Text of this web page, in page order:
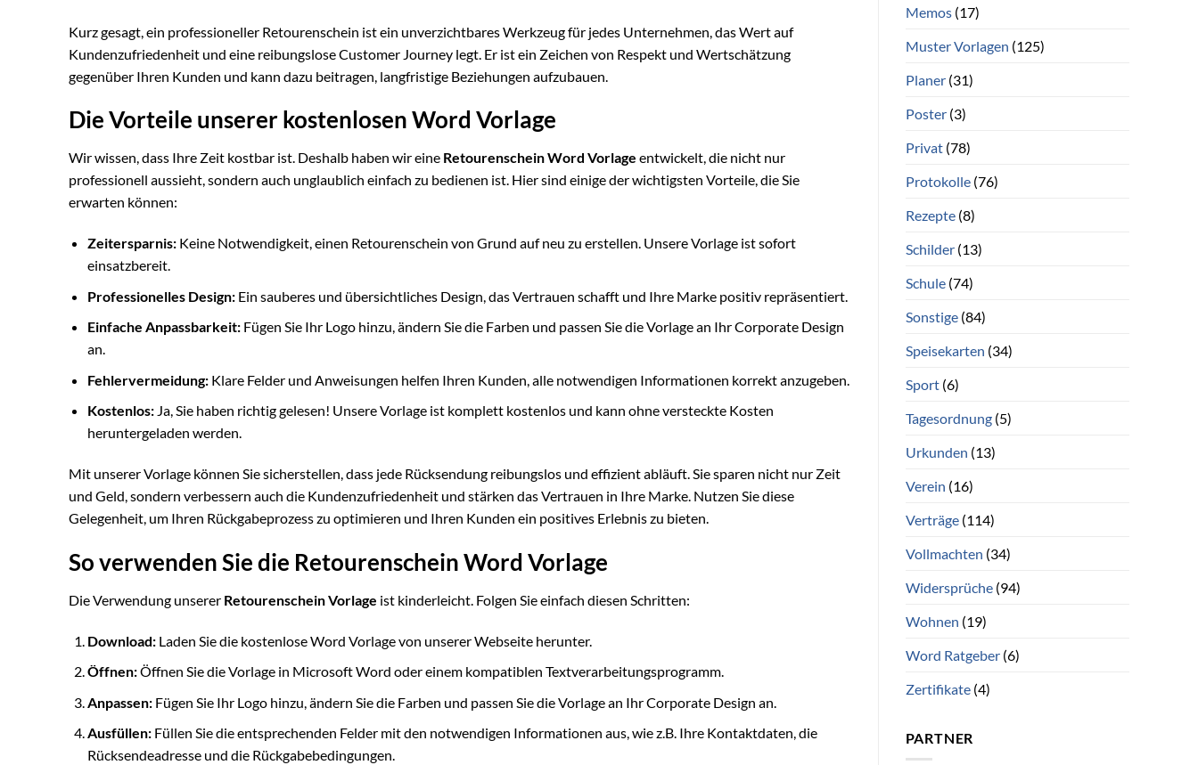
Kurz gesagt, ein professioneller Retourenschein ist ein unverzichtbares Werkzeug für jedes Unternehmen, das Wert auf
Kundenzufriedenheit und eine reibungslose Customer Journey legt. Er ist ein Zeichen von Respekt und Wertschätzung
gegenüber Ihren Kunden und kann dazu beitragen, langfristige Beziehungen aufzubauen.
Die Vorteile unserer kostenlosen Word Vorlage
Wir wissen, dass Ihre Zeit kostbar ist. Deshalb haben wir eine Retourenschein Word Vorlage entwickelt, die nicht nur
professionell aussieht, sondern auch unglaublich einfach zu bedienen ist. Hier sind einige der wichtigsten Vorteile, die Sie
erwarten können:
Zeitersparnis:Keine Notwendigkeit, einen Retourenschein von Grund auf neu zu erstellen. Unsere Vorlage ist sofort
einsatzbereit.
Professionelles Design:Ein sauberes und übersichtliches Design, das Vertrauen schafft und Ihre Marke positiv repräsentiert.
Einfache Anpassbarkeit:Fügen Sie Ihr Logo hinzu, ändern Sie die Farben und passen Sie die Vorlage an Ihr Corporate Design
an.
Fehlervermeidung:Klare Felder und Anweisungen helfen Ihren Kunden, alle notwendigen Informationen korrekt anzugeben.
Kostenlos:Ja, Sie haben richtig gelesen! Unsere Vorlage ist komplett kostenlos und kann ohne versteckte Kosten
heruntergeladen werden.
Mit unserer Vorlage können Sie sicherstellen, dass jede Rücksendung reibungslos und effizient abläuft. Sie sparen nicht nur Zeit
und Geld, sondern verbessern auch die Kundenzufriedenheit und stärken das Vertrauen in Ihre Marke. Nutzen Sie diese
Gelegenheit, um Ihren Rückgabeprozess zu optimieren und Ihren Kunden ein positives Erlebnis zu bieten.
So verwenden Sie die Retourenschein Word Vorlage
Die Verwendung unserer Retourenschein Vorlage ist kinderleicht. Folgen Sie einfach diesen Schritten:
Download:Laden Sie die kostenlose Word Vorlage von unserer Webseite herunter.
Öffnen:Öffnen Sie die Vorlage in Microsoft Word oder einem kompatiblen Textverarbeitungsprogramm.
Anpassen:Fügen Sie Ihr Logo hinzu, ändern Sie die Farben und passen Sie die Vorlage an Ihr Corporate Design an.
Ausfüllen:Füllen Sie die entsprechenden Felder mit den notwendigen Informationen aus, wie z.B. Ihre Kontaktdaten, die
Rücksendeadresse und die Rückgabebedingungen.
Memos(17)
Muster Vorlagen (125)
Planer(31)
Poster(3)
Privat(78)
Protokolle(76)
Rezepte(8)
Schilder(13)
Schule(74)
Sonstige(84)
Speisekarten (34)
Sport(6)
Tagesordnung(5)
Urkunden (13)
Verein (16)
Verträge(114)
Vollmachten (34)
Widersprüche(94)
Wohnen (19)
Word Ratgeber(6)
Zertifikate(4)
PARTNER